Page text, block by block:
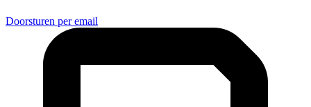
Doorsturen per email